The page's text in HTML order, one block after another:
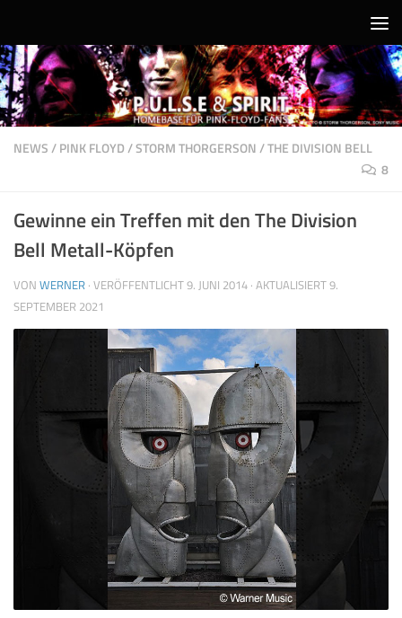
NEWS/PINK FLOYD/STORM THORGERSON/THE DIVISION BELL
8
Gewinne ein Treffen mit den The Division
Bell Metall-Köpfen
VON WERNER · VERÖFFENTLICHT9. JUNI 2014 · AKTUALISIERT9.
SEPTEMBER 2021